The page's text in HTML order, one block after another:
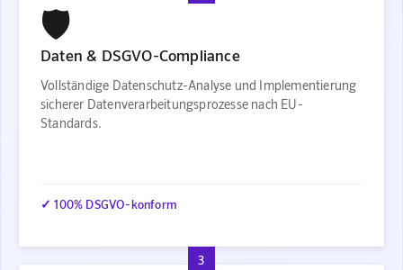
🛡️
Daten & DSGVO-Compliance
Vollständige Datenschutz-Analyse und Implementierung
sicherer Datenverarbeitungsprozesse nach EU-
Standards.
✓ 100% DSGVO-konform
3